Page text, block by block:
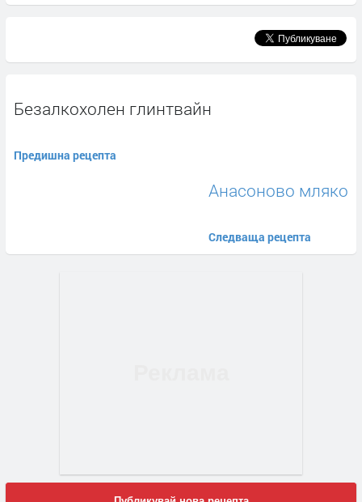
Безалкохолен глинтвайн
Предишна рецепта
Анасоново мляко
Следваща рецепта